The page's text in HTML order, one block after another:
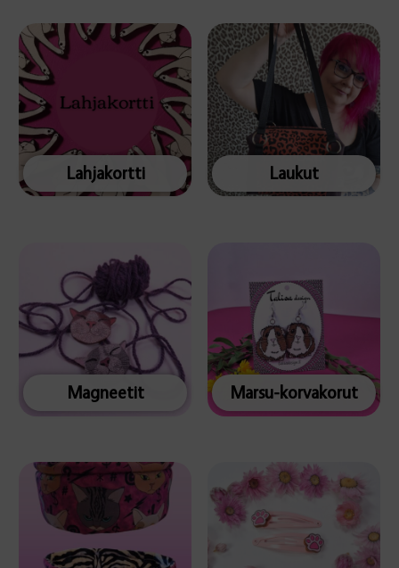
Lahjakortti Laukut
Magneetit Marsu-korvakorut